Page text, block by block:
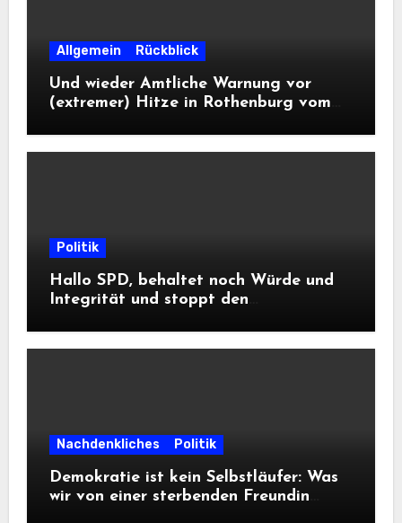
Allgemein Rückblick
Und wieder Amtliche Warnung vor
(extremer) Hitze in Rothenburg vom
Politik
Hallo SPD, behaltet noch Würde und
Integrität und stoppt den
Informationsfreiheit!
Nachdenkliches Politik
Demokratie ist kein Selbstläufer: Was
wir von einer sterbenden Freundin